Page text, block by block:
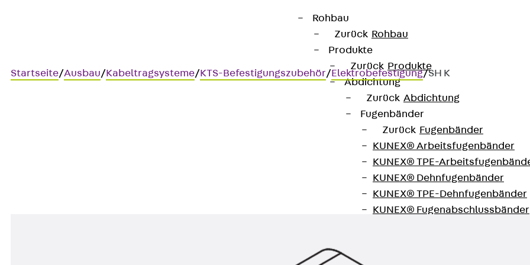
Rohbau
Zurück Rohbau
Produkte
Zurück Produkte
Abdichtung
Zurück Abdichtung
Fugenbänder
Zurück Fugenbänder
KUNEX® Arbeitsfugenbänder
KUNEX® TPE-
KUNEX® Dehnfugenbänder
KUNEX® TPE-Dehnfugenbänder
KUNEX® Fugenabschlussbänder
Startseite/Ausbau/Kabeltragsysteme/KTS-Befestigungszubehör/Elektrobefestigung/SH K